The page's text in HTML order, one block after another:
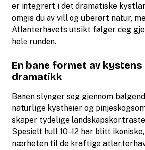
er integrert i det dramatiske
omgis du av vill og uberørt natur,
Atlanterhavets utsikt følger deg
hele runden.
En bane formet av
dramatikk
Banen slynger seg gjennom
naturlige kystheier og
skaper tydelige
Spesielt hull 10–12 har blitt
nærheten til de kraftige